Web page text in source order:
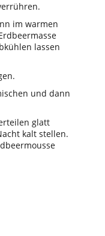
im warmen
lassen
und dann
glatt
kalt stellen.